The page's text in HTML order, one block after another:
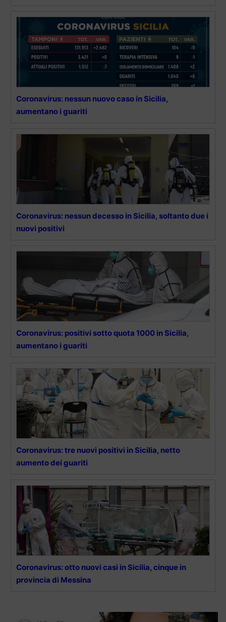
Coronavirus: nessun nuovo caso in Sicilia,
aumentano i guariti
Coronavirus: nessun decesso in Sicilia, soltanto due i
nuovi positivi
Coronavirus: positivi sotto quota 1000 in Sicilia,
aumentano i guariti
Coronavirus: tre nuovi positivi in Sicilia, netto
aumento dei guariti
Coronavirus: otto nuovi casi in Sicilia, cinque in
provincia di Messina